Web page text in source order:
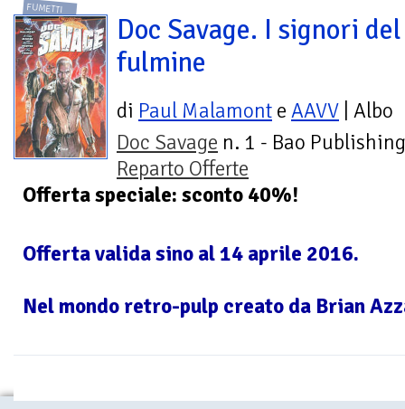
FUMETTI
Doc Savage. I signori del
fulmine
di Paul Malamont e AAVV | Albo
Doc Savage n. 1 - Bao
Reparto Offerte
Offerta speciale: sconto 40%!
Offerta valida sino al 14 aprile 2016.
Nel mondo retro-pulp creato da Brian